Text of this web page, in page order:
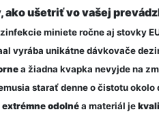
ako ušetriť vo vašej
miniete ročne aj stovky
vyrába unikátne dávkovače
a žiadna kvapka nevyjde na
starať denne o čistotu
odolnéa materiál je